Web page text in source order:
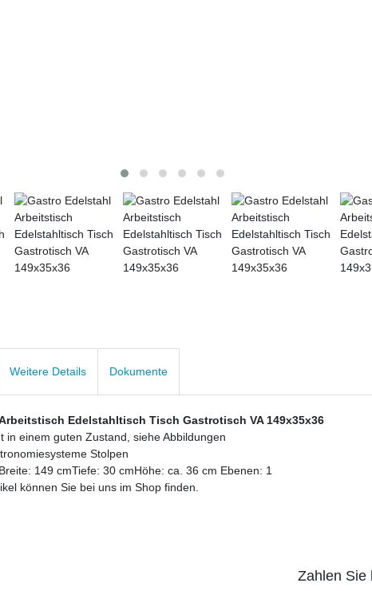
Weitere Details Dokumente
Edelstahltisch Tisch Gastrotisch VA 149x35x36
in einem guten Zustand, siehe Abbildungen
Stolpen
149 cmTiefe: 30 cmHöhe: ca. 36 cm Ebenen: 1
können Sie bei uns im Shop finden.
Zahlen Sie